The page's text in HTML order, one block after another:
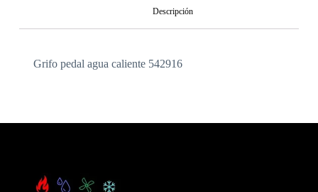
Descripción
Grifo pedal agua caliente 542916